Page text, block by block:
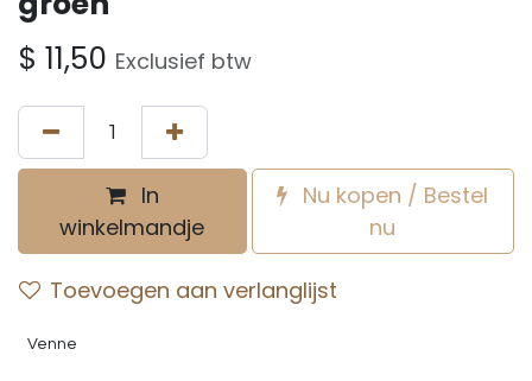
$ 11,50 Exclusief btw
In
winkelmandje
Nu kopen / Bestel
nu
Toevoegen aan verlanglijst
Venne